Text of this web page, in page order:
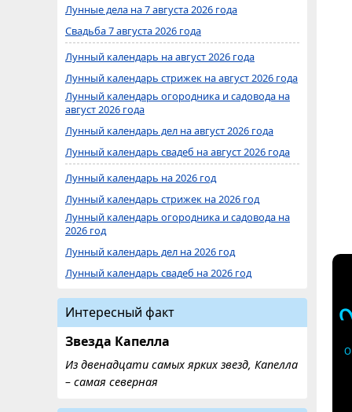
Лунные дела на 7 августа 2026 года
Свадьба 7 августа 2026 года
Лунный календарь на август 2026 года
Лунный календарь стрижек на август 2026 года
Лунный календарь огородника и садовода на
август 2026 года
Лунный календарь дел на август 2026 года
Лунный календарь свадеб на август 2026 года
Лунный календарь на 2026 год
Лунный календарь стрижек на 2026 год
Лунный календарь огородника и садовода на
2026 год
Лунный календарь дел на 2026 год
Лунный календарь свадеб на 2026 год
Интересный факт
Звезда Капелла
Из двенадцати самых ярких звезд, Капелла
– самая северная